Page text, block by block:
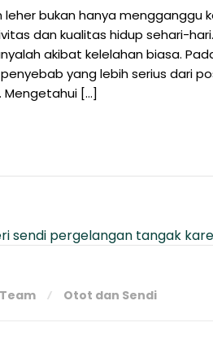
leher bukan hanya mengganggu
dan kualitas hidup sehari-
akibat kelelahan biasa.
yang lebih serius dari
[…]
Otot dan Sendi